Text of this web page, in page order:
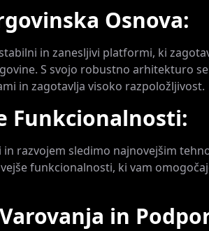
Osnova:
in zanesljivi platformi, ki
S svojo robustno arhitekturo
in zagotavlja visoko razpoložljivost.
Funkcionalnosti:
razvojem sledimo najnovejšim
funkcionalnosti, ki vam
in